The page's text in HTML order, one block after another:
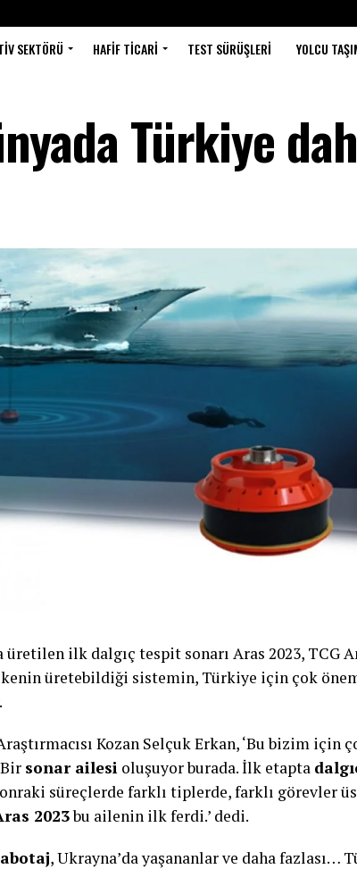
SEKTÖRÜ HAFIF TICARI TEST SÜRÜŞLERI YOLCU
Türkiye
ilk dalgıç tespit sonarı Aras 2023, TCG
üretebildiği sistemin, Türkiye için çok
Kozan Selçuk Erkan, ‘Bu bizim için
sonar ailesi oluşuyor burada. İlk etapta
süreçlerde farklı tiplerde, farklı görevler
2023bu ailenin ilk ferdi.’ dedi.
, Ukrayna’da yaşananlar ve daha fazlası…